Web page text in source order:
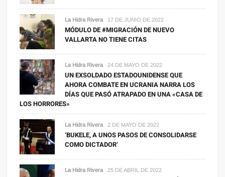
La Hidra Rivera 17 DE JUNIO DE 2022
MÓDULO DE #MIGRACIÓN DE NUEVO
VALLARTA NO TIENE CITAS
La Hidra Rivera 24 DE MAYO DE 2022
UN EXSOLDADO ESTADOUNIDENSE QUE
AHORA COMBATE EN UCRANIA NARRA LOS
DÍAS QUE PASÓ ATRAPADO EN UNA «CASA DE
LOS HORRORES»
La Hidra Rivera 2 DE MAYO DE 2022
‘BUKELE, A UNOS PASOS DE CONSOLIDARSE
COMO DICTADOR’
La Hidra Rivera 25 DE ABRIL DE 2022